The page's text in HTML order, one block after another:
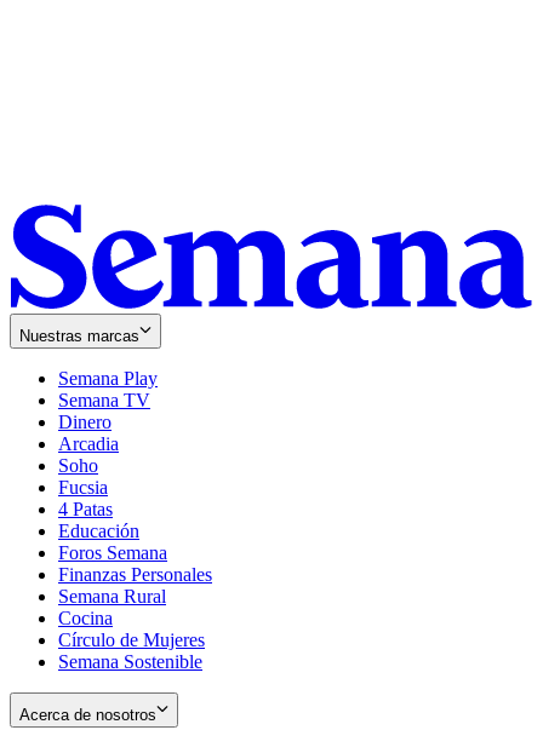
Nuestras marcas
Semana Play
Semana TV
Dinero
Arcadia
Soho
in
new
window
Fucsia
in
new
window
4 Patas
Educación
Foros Semana
Finanzas Personales
Semana Rural
Cocina
Círculo de Mujeres
Semana Sostenible
Acerca de nosotros